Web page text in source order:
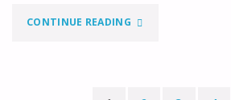
CONTINUE READING"AS